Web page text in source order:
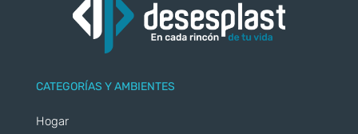
CATEGORÍAS Y AMBIENTES
Hogar